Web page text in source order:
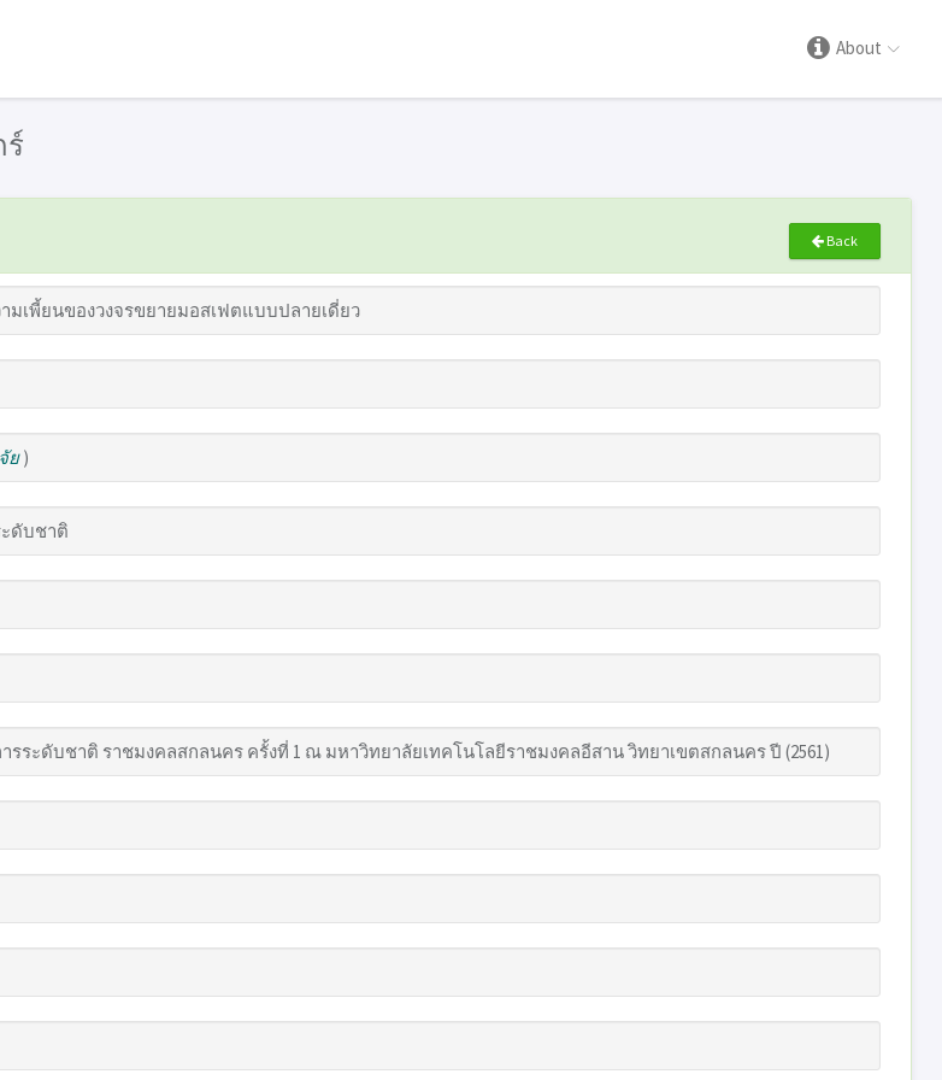
About
Back
มเพี้ยนของวงจรขยายมอสเฟตแบบปลายเดี่ยว
ย)
ดับชาติ
รระดับชาติ ราชมงคลสกลนคร ครั้งที่ 1 ณ มหาวิทยาลัยเทคโนโลยีราชมงคลอีสาน วิทยาเขตสกลนคร ปี (2561)